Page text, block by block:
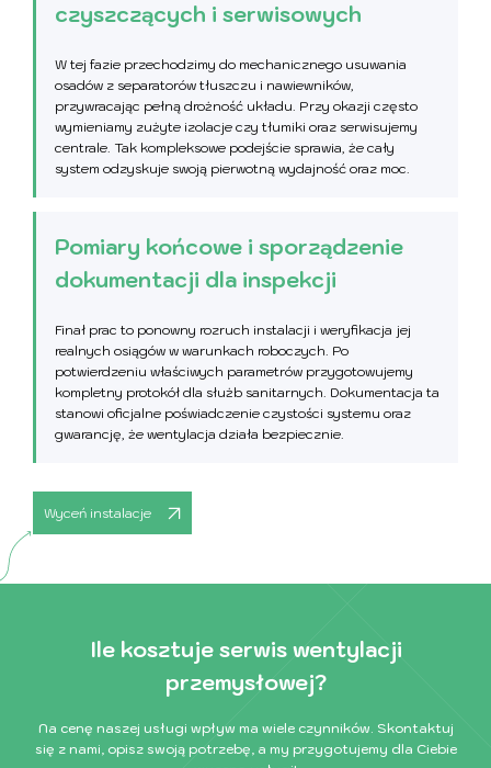
czyszczących i serwisowych
W tej fazie przechodzimy do mechanicznego usuwania
osadów z separatorów tłuszczu i nawiewników,
przywracając pełną drożność układu. Przy okazji często
wymieniamy zużyte izolacje czy tłumiki oraz serwisujemy
centrale. Tak kompleksowe podejście sprawia, że cały
system odzyskuje swoją pierwotną wydajność oraz moc.
Pomiary końcowe i sporządzenie
dokumentacji dla inspekcji
Finał prac to ponowny rozruch instalacji i weryfikacja jej
realnych osiągów w warunkach roboczych. Po
potwierdzeniu właściwych parametrów przygotowujemy
kompletny protokół dla służb sanitarnych. Dokumentacja ta
stanowi oficjalne poświadczenie czystości systemu oraz
gwarancję, że wentylacja działa bezpiecznie.
Wyceń instalacje
Ile kosztuje serwis wentylacji
przemysłowej?
Na cenę naszej usługi wpływ ma wiele czynników. Skontaktuj
się z nami, opisz swoją potrzebę, a my przygotujemy dla Ciebie